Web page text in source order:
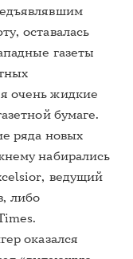
оставалась
газеты
очень жидкие
бумаге.
ряда новых
набирались
ведущий
либо
оказался